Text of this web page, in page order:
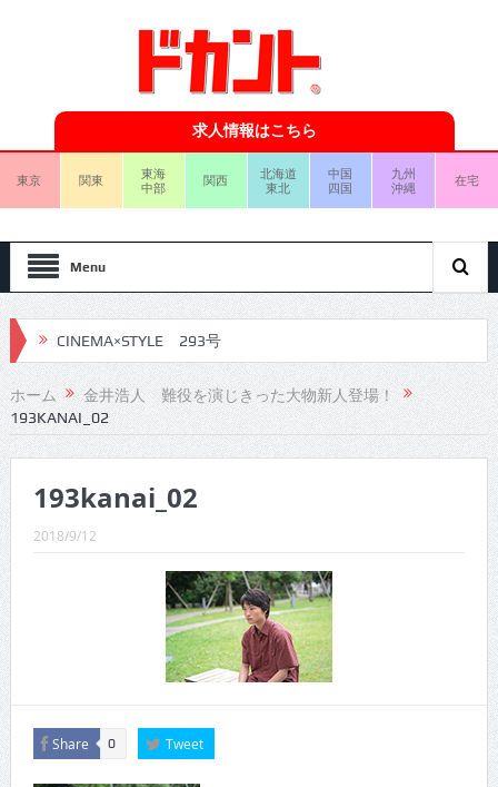
求人情報はこちら
東京 関東
東海
中部
関西
北海道
東北
中国
四国
九州
沖縄
在宅
Menu
CINEMA×STYLE 293号
CINEMA×STYLE 292号
CINEMA×STYLE 291号
CINEMA×STYLE 289号
CINEMA×STYLE 287号
CINEMA×STYLE 286号
CINEMA×STYLE 285号
ホーム
金井浩人 難役を演じきった大物新人登場！
193KANAI_02
193kanai_02
2018/9/12
Share 0 Tweet